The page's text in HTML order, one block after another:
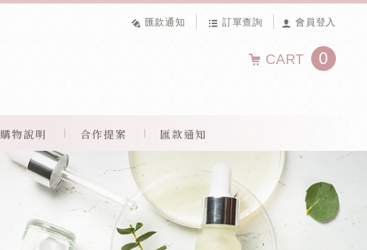
匯款通知 訂單查詢 會員登入
CART 0
購物說明 合作提案 匯款通知